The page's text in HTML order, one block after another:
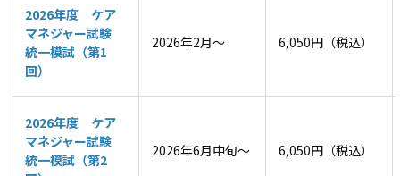
2026年度 ケア
マネジャー試験
統一模試（第1
回）
2026年2月～ 6,050円（税込）
2026年度 ケア
マネジャー試験
統一模試（第2
2026年6月中旬～ 6,050円（税込）